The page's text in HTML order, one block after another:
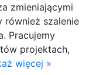
zmieniającymi
również szalenie
Pracujemy
projektach,
więcej »